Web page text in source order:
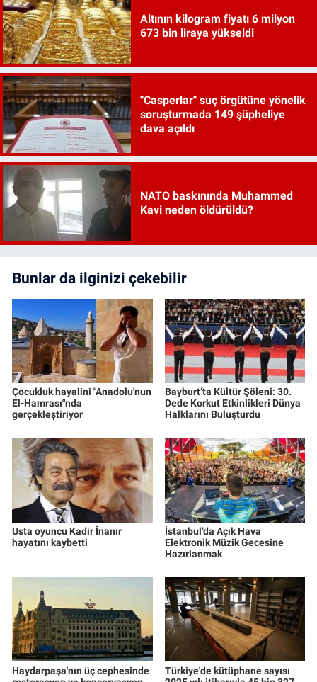
Altının kilogram fiyatı 6 milyon
673 bin liraya yükseldi
"Casperlar" suç örgütüne yönelik
soruşturmada 149 şüpheliye
dava açıldı
NATO baskınında Muhammed
Kavi neden öldürüldü?
Bunlar da ilginizi çekebilir
Çocukluk hayalini "Anadolu'nun
El-Hamrası"nda
gerçekleştiriyor
Bayburt’ta Kültür Şöleni: 30.
Dede Korkut Etkinlikleri Dünya
Halklarını Buluşturdu
Usta oyuncu Kadir İnanır
hayatını kaybetti
İstanbul’da Açık Hava
Elektronik Müzik Gecesine
Hazırlanmak
Haydarpaşa'nın üç cephesinde
Türkiye'de kütüphane sayısı